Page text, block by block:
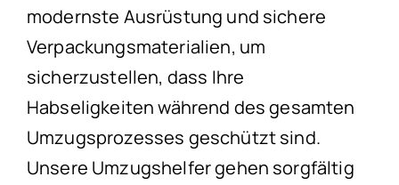
modernste Ausrüstung und sichere
Verpackungsmaterialien, um
sicherzustellen, dass Ihre
Habseligkeiten während des gesamten
Umzugsprozesses geschützt sind.
Unsere Umzugshelfer gehen sorgfältig